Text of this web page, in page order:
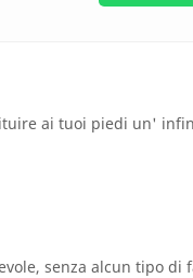
ai tuoi piedi un'
senza alcun tipo di